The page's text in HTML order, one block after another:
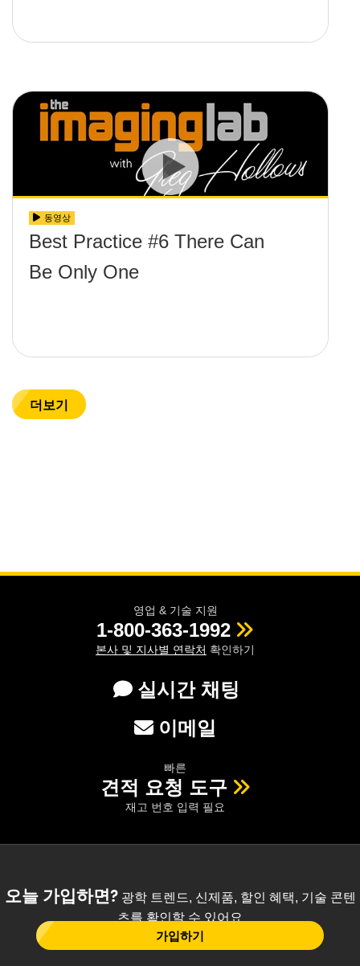
동영상
Best Practice #6 There Can
Be Only One
더보기
영업 & 기술 지원
1-800-363-1992
본사 및 지사별 연락처 확인하기
실시간 채팅
이메일
빠른
견적 요청 도구
재고 번호 입력 필요
오늘 가입하면?광학 트렌드, 신제품, 할인 혜택, 기술 콘텐
츠를 확인할 수 있어요
가입하기